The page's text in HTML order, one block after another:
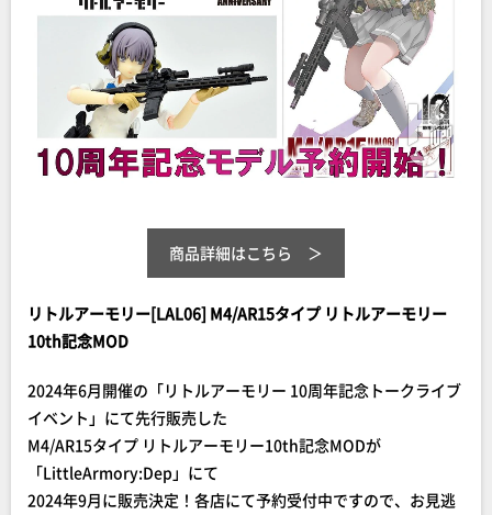
商品詳細はこちら
リトルアーモリー[LAL06] M4/AR15タイプ リトルアーモリー
10th記念MOD
2024年6月開催の「リトルアーモリー 10周年記念トークライブ
イベント」にて先行販売した
M4/AR15タイプ リトルアーモリー10th記念MODが
「LittleArmory:Dep」にて
2024年9月に販売決定！各店にて予約受付中ですので、お見逃